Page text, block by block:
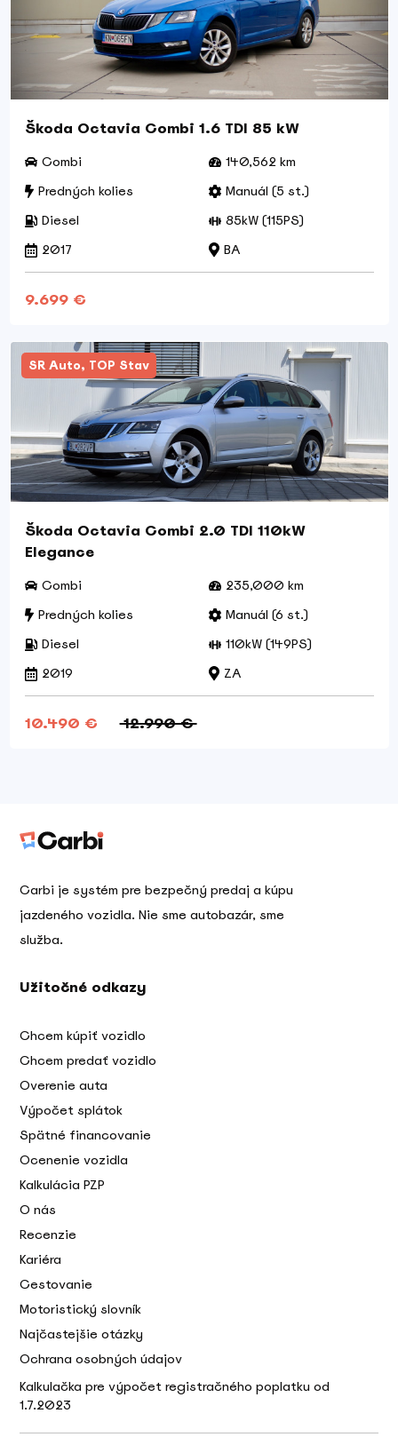
Škoda Octavia Combi 1.6 TDI 85 kW
Combi
140,562 km
Predných kolies
Manuál (5 st.)
Diesel
85kW (115PS)
2017
BA
9.699 €
SR Auto, TOP Stav
Škoda Octavia Combi 2.0 TDI 110kW
Elegance
Combi
235,000 km
Predných kolies
Manuál (6 st.)
Diesel
110kW (149PS)
2019
ZA
10.490 € 12.990 €
Carbi je systém pre bezpečný predaj a kúpu
jazdeného vozidla. Nie sme autobazár, sme
služba.
Užitočné odkazy
Chcem kúpiť vozidlo
Chcem predať vozidlo
Overenie auta
Výpočet splátok
Spätné financovanie
Ocenenie vozidla
Kalkulácia PZP
O nás
Recenzie
Kariéra
Cestovanie
Motoristický slovník
Najčastejšie otázky
Ochrana osobných údajov
Kalkulačka pre výpočet registračného poplatku od
1.7.2023